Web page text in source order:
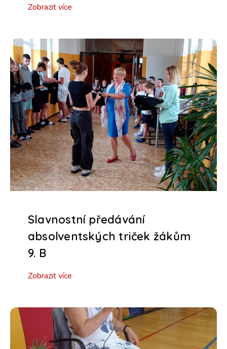
Zobrazit více
Slavnostní předávání
absolventských triček žákům
9. B
Zobrazit více